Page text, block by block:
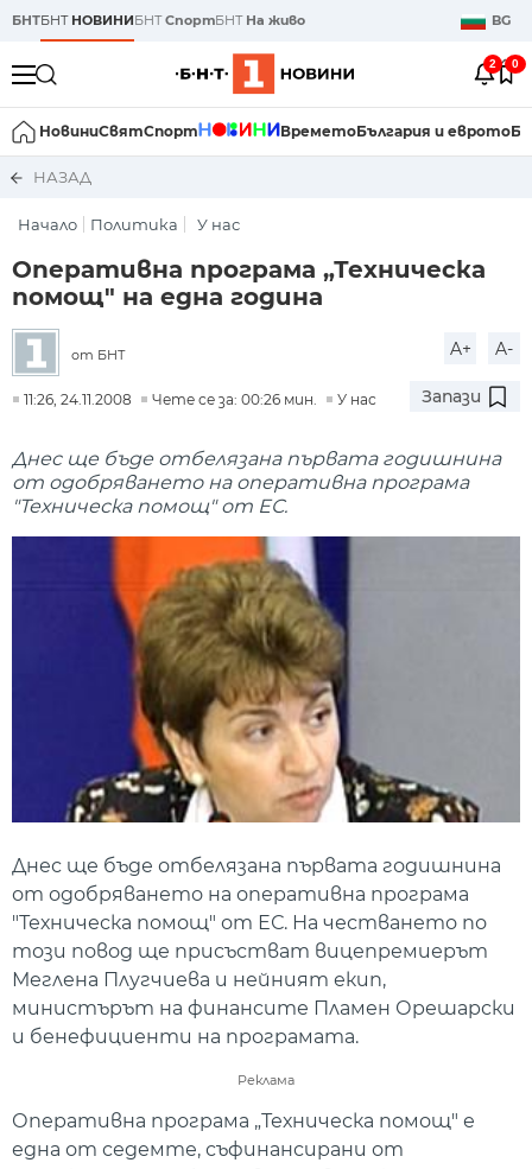
БНТБНТ НОВИНИБНТСпортБНТ На живо BG
2 0
НовиниСвятСпорт ВреметоБългария и еврото
НАЗАД
Начало Политика У нас
Оперативна програма „Техническа
помощ" на една година
от БНТ A+ A-
11:26, 24.11.2008 Чете се за: 00:26 мин. У нас Запази
Днес ще бъде отбелязана първата годишнина
от одобряването на оперативна програма
"Техническа помощ" от ЕС.
Днес ще бъде отбелязана първата годишнина
от одобряването на оперативна програма
"Техническа помощ" от ЕС. На честването по
този повод ще присъстват вицепремиерът
Меглена Плугчиева и нейният екип,
министърът на финансите Пламен Орешарски
и бенефициенти на програмата.
Реклама
Оперативна програма „Техническа помощ" е
една от седемте, съфинансирани от